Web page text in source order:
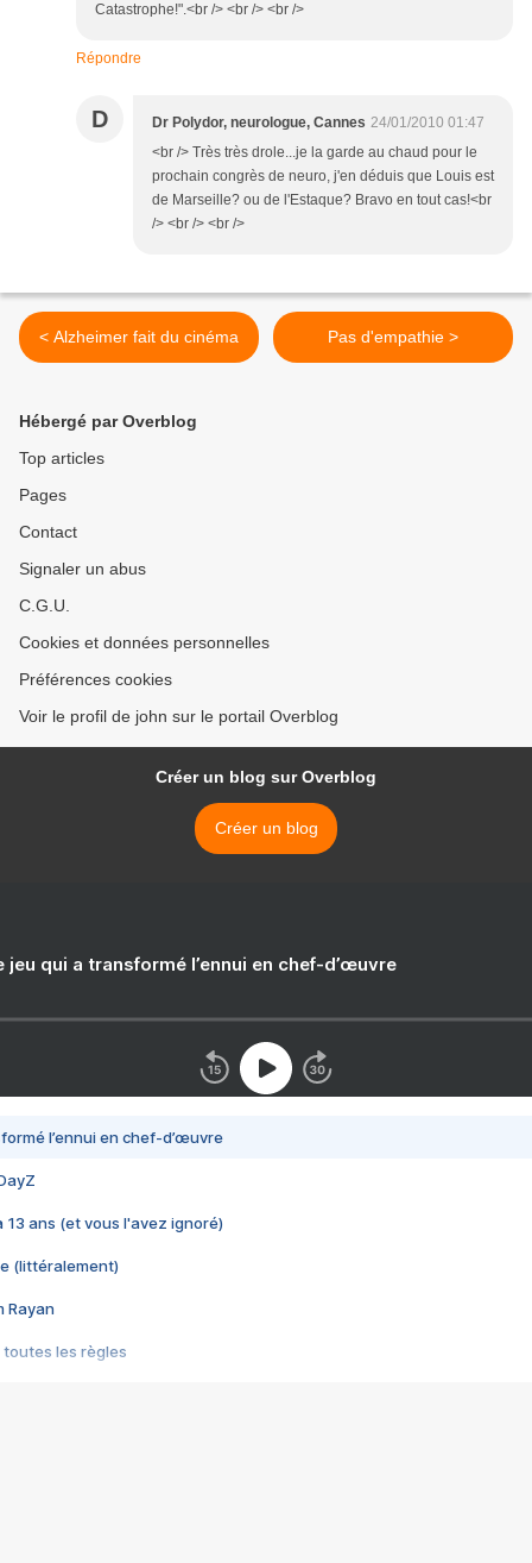
Catastrophe!".<br /> <br /> <br />
Répondre
D Dr Polydor, neurologue, Cannes 24/01/2010 01:47
<br /> Très très drole...je la garde au chaud pour le
prochain congrès de neuro, j'en déduis que Louis est
de Marseille? ou de l'Estaque? Bravo en tout cas!<br
/> <br /> <br />
< Alzheimer fait du cinéma Pas d'empathie >
Hébergé par Overblog
Top articles
Pages
Contact
Signaler un abus
C.G.U.
Cookies et données personnelles
Préférences cookies
Voir le profil de john sur le portail Overblog
Créer un blog sur Overblog
Créer un blog
jeu qui a transformé l’ennui en chef-d’œuvre
l’ennui en chef-d’œuvre
13 ans (et vous l'avez ignoré)
(littéralement)
Rayan
toutes les règles